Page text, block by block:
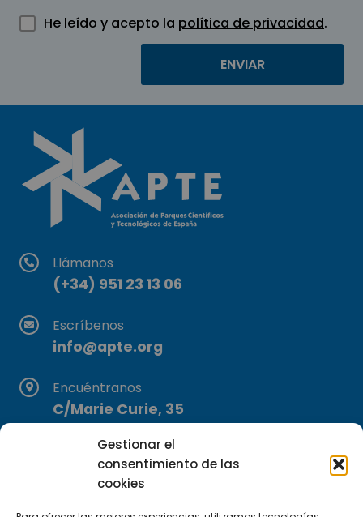
Gestionar el
consentimiento de las
cookies
He leído y acepto la política de privacidad.
Llámanos
(+34) 951 23 13 06
Escríbenos
info@apte.org
Encuéntranos
C/Marie Curie, 35